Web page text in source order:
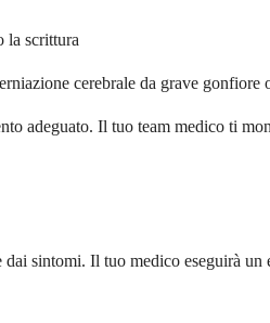
la scrittura
cerebrale da grave
adeguato. Il tuo team medico ti
sintomi. Il tuo medico eseguirà